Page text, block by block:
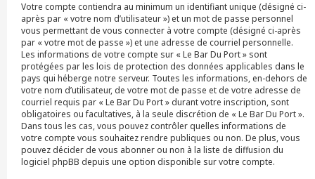
Votre compte contiendra au minimum un identifiant unique (désigné ci-
après par « votre nom d’utilisateur ») et un mot de passe personnel
vous permettant de vous connecter à votre compte (désigné ci-après
par « votre mot de passe ») et une adresse de courriel personnelle.
Les informations de votre compte sur « Le Bar Du Port » sont
protégées par les lois de protection des données applicables dans le
pays qui héberge notre serveur. Toutes les informations, en-dehors de
votre nom d’utilisateur, de votre mot de passe et de votre adresse de
courriel requis par « Le Bar Du Port » durant votre inscription, sont
obligatoires ou facultatives, à la seule discrétion de « Le Bar Du Port ».
Dans tous les cas, vous pouvez contrôler quelles informations de
votre compte vous souhaitez rendre publiques ou non. De plus, vous
pouvez décider de vous abonner ou non à la liste de diffusion du
logiciel phpBB depuis une option disponible sur votre compte.